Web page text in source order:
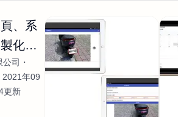
、系
化開
公司
2021年09
更新